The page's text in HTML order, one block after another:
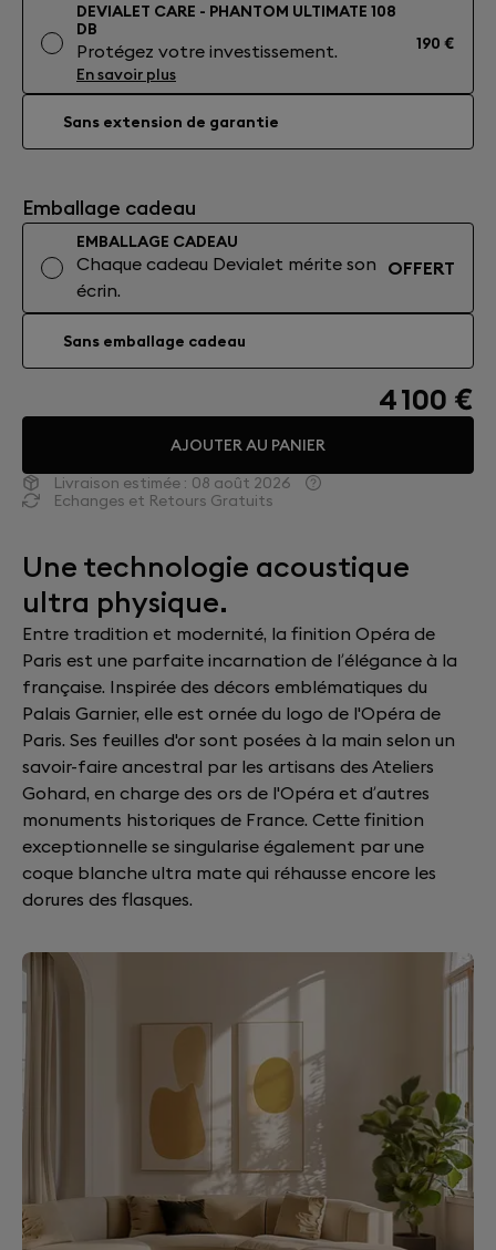
DEVIALET CARE - PHANTOM ULTIMATE 108
DB
Protégez votre investissement.
En savoir plus
190 €
Sans extension de garantie
Emballage cadeau
EMBALLAGE CADEAU
Chaque cadeau Devialet mérite son
écrin.
OFFERT
Sans emballage cadeau
4 100 €
AJOUTER AU PANIER
Livraison estimée : 08 août 2026
Echanges et Retours Gratuits
Une technologie acoustique
ultra physique.
Entre tradition et modernité, la finition Opéra de
Paris est une parfaite incarnation de l’élégance à la
française. Inspirée des décors emblématiques du
Palais Garnier, elle est ornée du logo de l'Opéra de
Paris. Ses feuilles d'or sont posées à la main selon un
savoir-faire ancestral par les artisans des Ateliers
Gohard, en charge des ors de l'Opéra et d’autres
monuments historiques de France. Cette finition
exceptionnelle se singularise également par une
coque blanche ultra mate qui réhausse encore les
dorures des flasques.